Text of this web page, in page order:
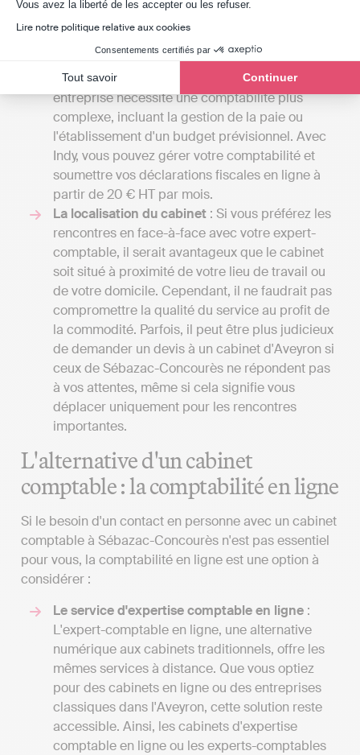
Vous avez la liberté de les accepter ou les refuser.
Lire notre politique relative aux cookies
Consentements certifiés par
Tout savoir Continuer
comptables peuvent débuter entre 1000 et
confiée à un comptable indépendant et
atteindre plusieurs milliers d'euros si votre
entreprise nécessite une comptabilité plus
complexe, incluant la gestion de la paie ou
l'établissement d'un budget prévisionnel. Avec
Indy, vous pouvez gérer votre comptabilité et
soumettre vos déclarations fiscales en ligne à
partir de 20 € HT par mois.
La localisation du cabinet : Si vous préférez les
rencontres en face-à-face avec votre expert-
comptable, il serait avantageux que le cabinet
soit situé à proximité de votre lieu de travail ou
de votre domicile. Cependant, il ne faudrait pas
compromettre la qualité du service au profit de
la commodité. Parfois, il peut être plus judicieux
de demander un devis à un cabinet d'Aveyron si
ceux de Sébazac-Concourès ne répondent pas
à vos attentes, même si cela signifie vous
déplacer uniquement pour les rencontres
importantes.
L'alternative d'un cabinet
comptable : la comptabilité en ligne
Si le besoin d'un contact en personne avec un cabinet
comptable à Sébazac-Concourès n'est pas essentiel
pour vous, la comptabilité en ligne est une option à
considérer :
Le service d'expertise comptable en ligne :
L'expert-comptable en ligne, une alternative
numérique aux cabinets traditionnels, offre les
mêmes services à distance. Que vous optiez
pour des cabinets en ligne ou des entreprises
classiques dans l'Aveyron, cette solution reste
accessible. Ainsi, les cabinets d'expertise
comptable en ligne ou les experts-comptables